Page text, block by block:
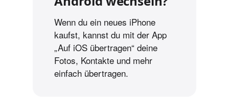
Wenn du ein neues iPhone
kaufst, kannst du mit der App
„Auf iOS übertragen“ deine
Fotos, Kontakte und mehr
einfach übertragen.